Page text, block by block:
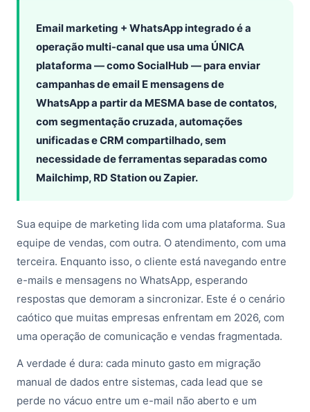
Email marketing + WhatsApp integrado é a
operação multi-canal que usa uma ÚNICA
plataforma — como SocialHub — para enviar
campanhas de email E mensagens de
WhatsApp a partir da MESMA base de contatos,
com segmentação cruzada, automações
unificadas e CRM compartilhado, sem
necessidade de ferramentas separadas como
Mailchimp, RD Station ou Zapier.
Sua equipe de marketing lida com uma plataforma. Sua
equipe de vendas, com outra. O atendimento, com uma
terceira. Enquanto isso, o cliente está navegando entre
e-mails e mensagens no WhatsApp, esperando
respostas que demoram a sincronizar. Este é o cenário
caótico que muitas empresas enfrentam em 2026, com
uma operação de comunicação e vendas fragmentada.
A verdade é dura: cada minuto gasto em migração
manual de dados entre sistemas, cada lead que se
perde no vácuo entre um e-mail não aberto e um